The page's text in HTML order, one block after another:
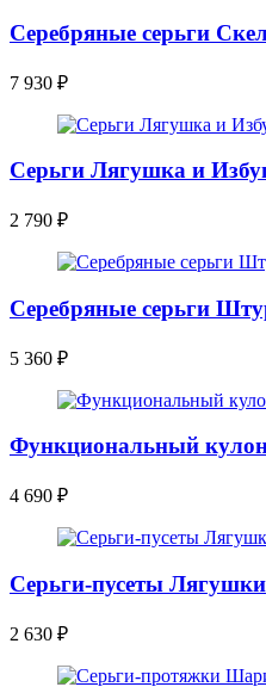
Серебряные серьги
7 930 ₽
Серьги Лягушка и
2 790 ₽
Серебряные серьги
5 360 ₽
Функциональный
4 690 ₽
Серьги-пусеты Лягушки
2 630 ₽